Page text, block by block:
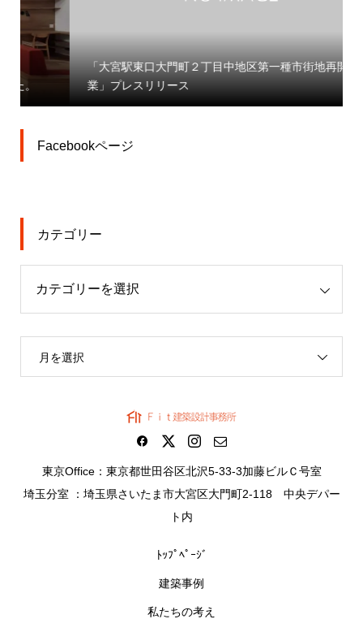
「大宮駅東口大門町２丁目中地区第一種市街地再開発事
業」プレスリリース
Facebookページ
カテゴリー
月を選択
東京Office：東京都世田谷区北沢5-33-3加藤ビルＣ号室
埼玉分室 ：埼玉県さいたま市大宮区大門町2-118 中央デパー
ト内
ﾄｯﾌﾟﾍﾟｰｼﾞ
建築事例
私たちの考え